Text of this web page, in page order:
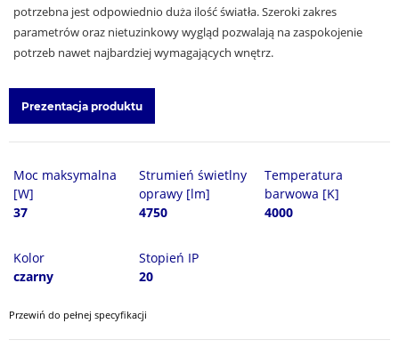
potrzebna jest odpowiednio duża ilość światła. Szeroki zakres
parametrów oraz nietuzinkowy wygląd pozwalają na zaspokojenie
potrzeb nawet najbardziej wymagających wnętrz.
Prezentacja produktu
Moc maksymalna
[W]
37
Strumień świetlny
oprawy [lm]
4750
Temperatura
barwowa [K]
4000
Kolor
czarny
Stopień IP
20
Przewiń do pełnej specyfikacji